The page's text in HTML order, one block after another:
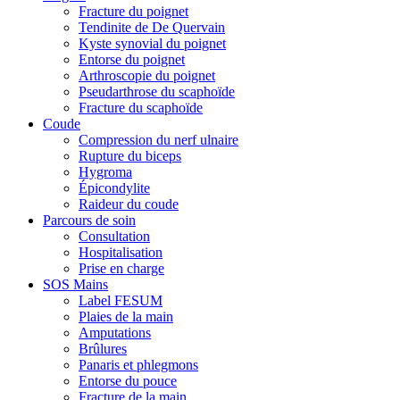
Fracture du poignet
Tendinite de De Quervain
Kyste synovial du poignet
Entorse du poignet
Arthroscopie du poignet
Pseudarthrose du scaphoïde
Fracture du scaphoïde
Coude
Compression du nerf ulnaire
Rupture du biceps
Hygroma
Épicondylite
Raideur du coude
Parcours de soin
Consultation
Hospitalisation
Prise en charge
SOS Mains
Label FESUM
Plaies de la main
Amputations
Brûlures
Panaris et phlegmons
Entorse du pouce
Fracture de la main